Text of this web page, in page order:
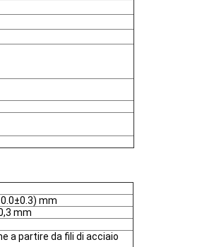
mm
mm
a partire da fili di acciaio